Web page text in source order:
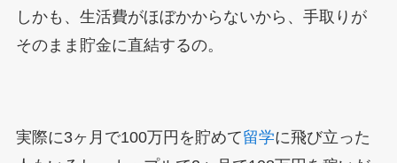
しかも、生活費がほぼかからないから、手取りが
そのまま貯金に直結するの。
実際に3ヶ月で100万円を貯めて留学に飛び立った